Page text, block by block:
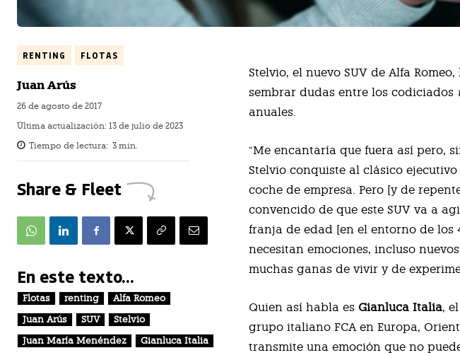
RENTING FLOTAS
Juan Arús
26 de agosto de 2017
Última actualización: 13 de julio de 2023
Tiempo de lectura: 3 min.
Share & Fleet
En este texto...
Flotas renting
Alfa Romeo
Juan Arús
SUV
Stelvio
Juan María Menéndez
Gianluca Italia
Stelvio, el nuevo SUV de Alfa
sembrar dudas entre los codiciados
anuales.
“Me encantaría que fuera así pero,
Stelvio conquiste al clásico
coche de empresa. Pero [y de
convencido de que este SUV va a
franja de edad [en el entorno de los
necesitan emociones, incluso
muchas ganas de vivir y de
Quien así habla es Gianluca Italia,
grupo italiano FCA en Europa,
transmite una emoción que no